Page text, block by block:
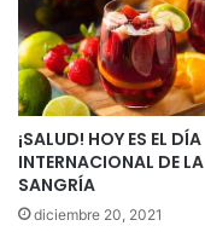
¡SALUD! HOY ES EL DÍA
INTERNACIONAL DE LA
SANGRÍA
diciembre 20, 2021